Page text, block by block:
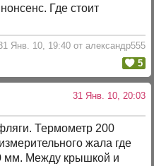
Где стоит
Янв. 10, 19:40 от александр555
5
31 Янв. 10, 20:03
Термометр 200
жала где
мм. Между крышкой и